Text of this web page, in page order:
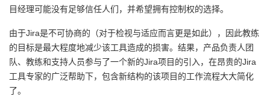
目经理可能没有足够信任人们，并希望拥有控制权的选择。
由于Jira是不可协商的（对于检视与适应而言更是如此），因此教练
的目标是最大程度地减少该工具造成的损害。结果，产品负责人团
队、教练和支持人员参与了一个新的Jira项目的引入，在昂贵的Jira
工具专家的广泛帮助下，包含新结构的该项目的工作流程大大简化
了。